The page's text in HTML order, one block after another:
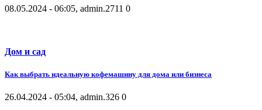
08.05.2024 - 06:05, admin.2711 0
Дом и сад
Как выбрать идеальную кофемашину для дома или бизнеса
26.04.2024 - 05:04, admin.326 0